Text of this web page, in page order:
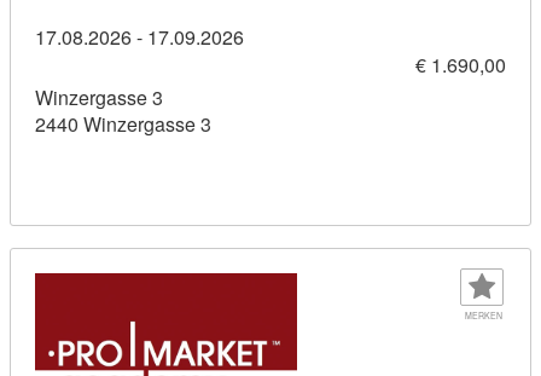
17.08.2026 - 17.09.2026
€ 1.690,00
Winzergasse 3
2440 Winzergasse 3
MERKEN